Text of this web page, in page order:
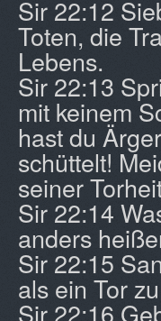
Sir 22:12
Toten, die
Lebens.
Sir 22:13
mit keinem
hast du
schüttelt!
seiner
Sir 22:14
anders
Sir 22:15
als ein Tor
Sir 22:16